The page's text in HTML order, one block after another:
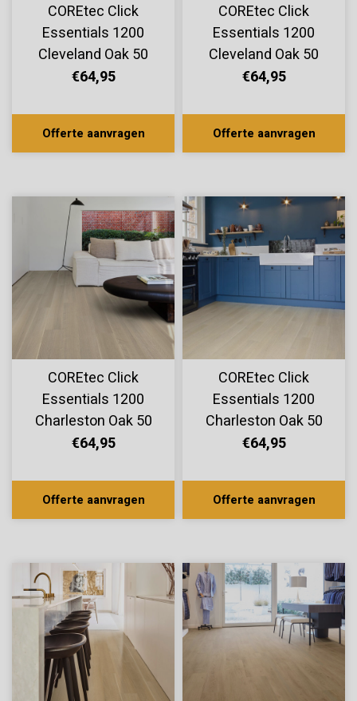
COREtec Click
Essentials 1200
Cleveland Oak 50
LVPE 1494
€64,95
Offerte aanvragen
COREtec Click
Essentials 1200
Cleveland Oak 50
LVPE 1462
€64,95
Offerte aanvragen
COREtec Click
Essentials 1200
Charleston Oak 50
LVP 1178
€64,95
Offerte aanvragen
COREtec Click
Essentials 1200
Charleston Oak 50
LVP 1172
€64,95
Offerte aanvragen